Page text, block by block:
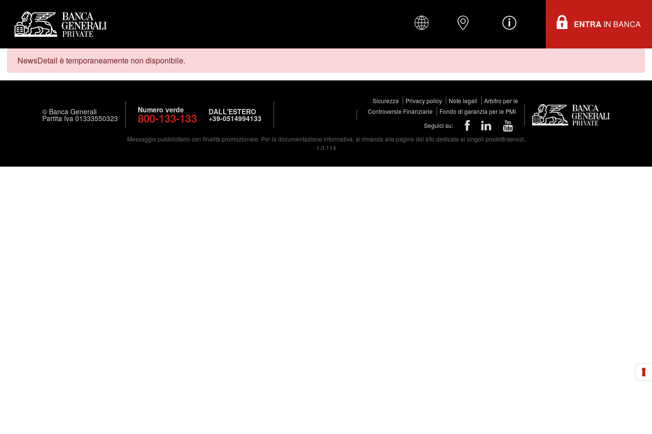
ENTRA IN BANCA
NewsDetail è temporaneamente non disponibile.
© Banca Generali
Partita Iva 01333550323
Numero verde
800-133-133 DALL'ESTERO
+39-0514994133
Sicurezza Privacy policy Note legali
Arbitro per le
Controversie Finanziarie
Fondo di garanzia per le PMI
Seguici su:
Messaggio pubblicitario con finalità promozionale. Per la documentazione informativa, si rimanda alle pagine del sito dedicate ai singoli prodotti/servizi.
1.0.114